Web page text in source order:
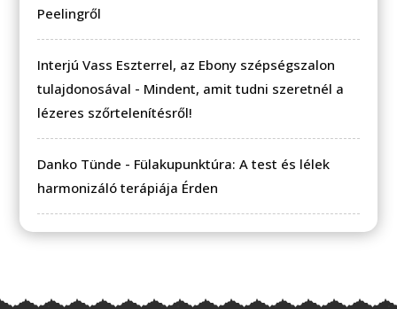
Peelingről
Interjú Vass Eszterrel, az Ebony szépségszalon
tulajdonosával - Mindent, amit tudni szeretnél a
lézeres szőrtelenítésről!
Danko Tünde - Fülakupunktúra: A test és lélek
harmonizáló terápiája Érden